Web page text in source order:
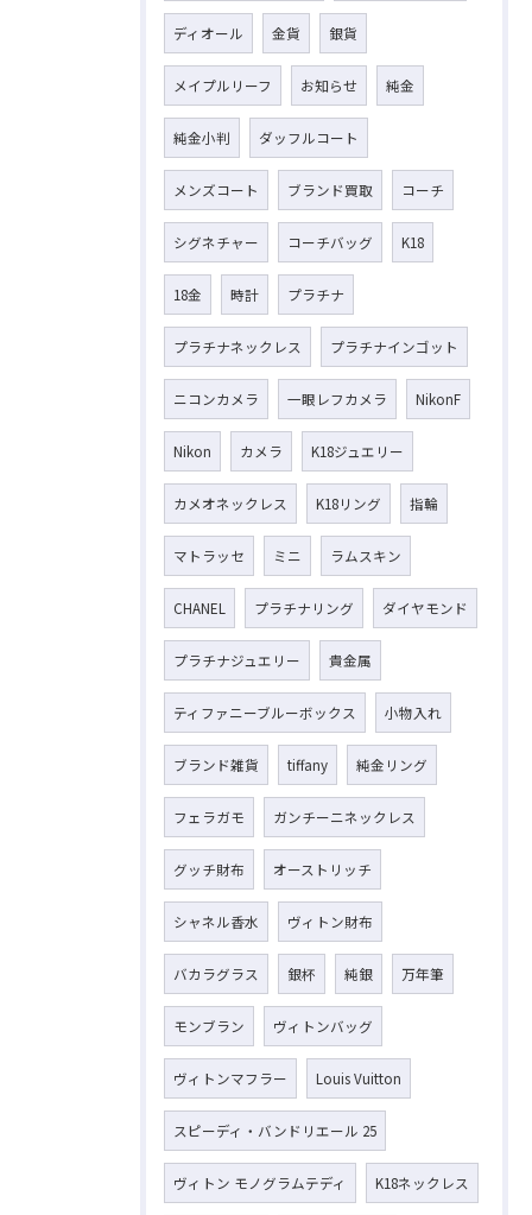
ディオール 金貨 銀貨
メイプルリーフ お知らせ 純金
純金小判 ダッフルコート
メンズコート ブランド買取 コーチ
シグネチャー コーチバッグ K18
18金 時計 プラチナ
プラチナネックレス プラチナインゴット
ニコンカメラ 一眼レフカメラ NikonF
Nikon カメラ K18ジュエリー
カメオネックレス K18リング 指輪
マトラッセ ミニ ラムスキン
CHANEL プラチナリング ダイヤモンド
プラチナジュエリー 貴金属
ティファニーブルーボックス 小物入れ
ブランド雑貨 tiffany 純金リング
フェラガモ ガンチーニネックレス
グッチ財布 オーストリッチ
シャネル香水 ヴィトン財布
バカラグラス 銀杯 純銀 万年筆
モンブラン ヴィトンバッグ
ヴィトンマフラー Louis Vuitton
スピーディ・バンドリエール 25
ヴィトン モノグラムテディ K18ネックレス